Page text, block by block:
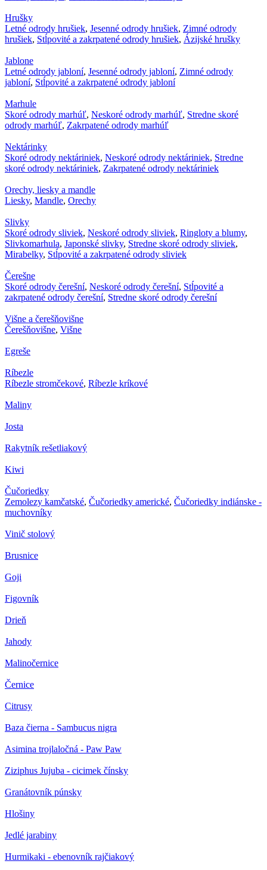
Hrušky
Letné odrody hrušiek, Jesenné odrody hrušiek, Zimné odrody
hrušiek, Stĺpovité a zakrpatené odrody hrušiek, Ázijské hrušky
Jablone
Letné odrody jabloní, Jesenné odrody jabloní, Zimné odrody
jabloní, Stĺpovité a zakrpatené odrody jabloní
Marhule
Skoré odrody marhúľ, Neskoré odrody marhúľ, Stredne skoré
odrody marhúľ, Zakrpatené odrody marhúľ
Nektárinky
Skoré odrody nektáriniek, Neskoré odrody nektáriniek, Stredne
skoré odrody nektáriniek, Zakrpatené odrody nektáriniek
Orechy, liesky a mandle
Liesky, Mandle, Orechy
Slivky
Skoré odrody sliviek, Neskoré odrody sliviek, Ringloty a blumy,
Slivkomarhula, Japonské slivky, Stredne skoré odrody sliviek,
Mirabelky, Stĺpovité a zakrpatené odrody sliviek
Čerešne
Skoré odrody čerešní, Neskoré odrody čerešní, Stĺpovité a
zakrpatené odrody čerešní, Stredne skoré odrody čerešní
Višne a čerešňovišne
Čerešňovišne, Višne
Egreše
Ríbezle
Ríbezle stromčekové, Ríbezle kríkové
Maliny
Josta
Rakytník rešetliakový
Kiwi
Čučoriedky
Zemolezy kamčatské, Čučoriedky americké, Čučoriedky indiánske -
muchovníky
Vinič stolový
Brusnice
Goji
Figovník
Drieň
Jahody
Malinočernice
Černice
Citrusy
Baza čierna - Sambucus nigra
Asimina trojlaločná - Paw Paw
Ziziphus Jujuba - cicimek čínsky
Granátovník púnsky
Hlošiny
Jedlé jarabiny
Hurmikaki - ebenovník rajčiakový